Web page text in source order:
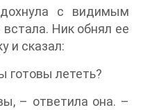
с видимым
Ник обнял ее
и сказал:
готовы лететь?
– ответила она. –